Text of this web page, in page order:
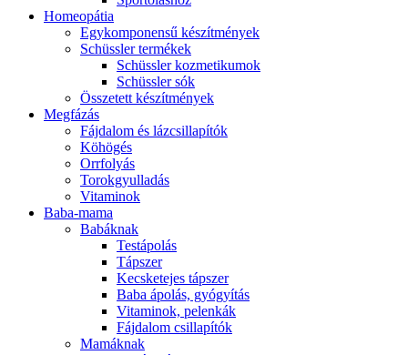
Homeopátia
Egykomponensű készítmények
Schüssler termékek
Schüssler kozmetikumok
Schüssler sók
Összetett készítmények
Megfázás
Fájdalom és lázcsillapítók
Köhögés
Orrfolyás
Torokgyulladás
Vitaminok
Baba-mama
Babáknak
Testápolás
Tápszer
Kecsketejes tápszer
Baba ápolás, gyógyítás
Vitaminok, pelenkák
Fájdalom csillapítók
Mamáknak